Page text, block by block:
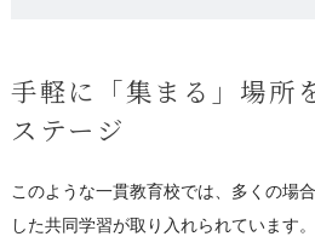
手軽に「集まる」場所
ステージ
このような一貫教育校では、多くの場
した共同学習が取り入れられています